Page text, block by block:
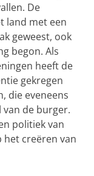
De
land met een
geweest, ook
begon. Als
heeft de
gekregen
die eveneens
de burger.
politiek van
het creëren van